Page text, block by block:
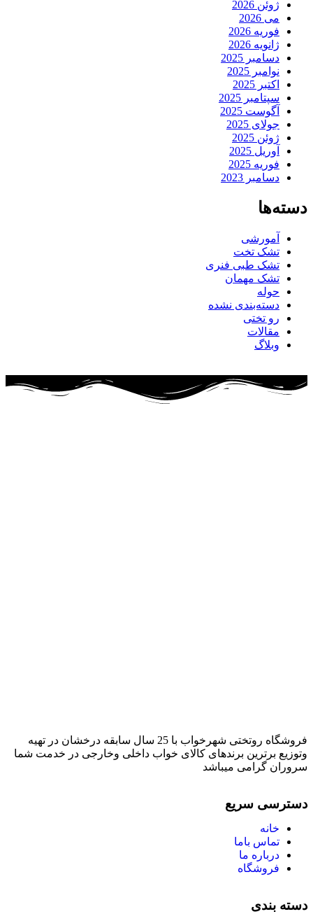
ژوئن 2026
می 2026
فوریه 2026
ژانویه 2026
دسامبر 2025
نوامبر 2025
اکتبر 2025
سپتامبر 2025
آگوست 2025
جولای 2025
ژوئن 2025
آوریل 2025
فوریه 2025
دسامبر 2023
دسته‌ها
آمورشی
تشک تخت
تشک طبی فنری
تشک مهمان
حوله
دسته‌بندی نشده
رو تختی
مقالات
وبلاگ
فروشگاه روتختی شهرخواب با 25 سال سابقه درخشان در تهیه
وتوزیع برترین برندهای کالای خواب داخلی وخارجی در خدمت شما
سروران گرامی میباشد
دسترسی سریع
خانه
تماس باما
درباره ما
فروشگاه
دسته بندی